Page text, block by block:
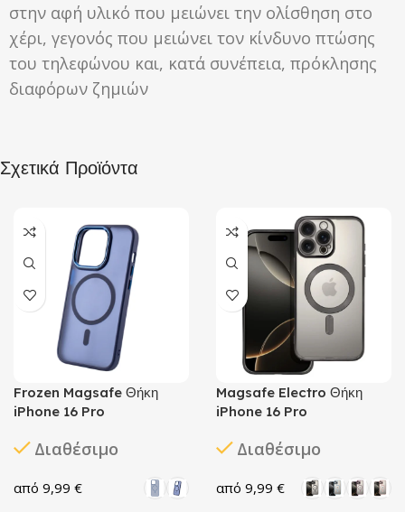
στην αφή υλικό που μειώνει την ολίσθηση στο
χέρι, γεγονός που μειώνει τον κίνδυνο πτώσης
του τηλεφώνου και, κατά συνέπεια, πρόκλησης
διαφόρων ζημιών
Σχετικά Προϊόντα
Frozen Magsafe Θήκη
iPhone 16 Pro
Διαθέσιμο
9,99 €
Magsafe Electro Θήκη
iPhone 16 Pro
Διαθέσιμο
9,99 €